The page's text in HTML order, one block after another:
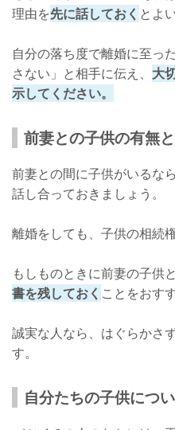
理由を先に話しておく とよ
自分の落ち度で離婚に至っ
さない」と相手に伝え、 大
示してください。
前妻との子供の有無
前妻との間に子供がいるな
話し合っておきましょう。
離婚をしても、子供の相続
もしものときに前妻の子供
書を残しておく ことをおす
誠実な人なら、はぐらかさ
す。
自分たちの子供につ